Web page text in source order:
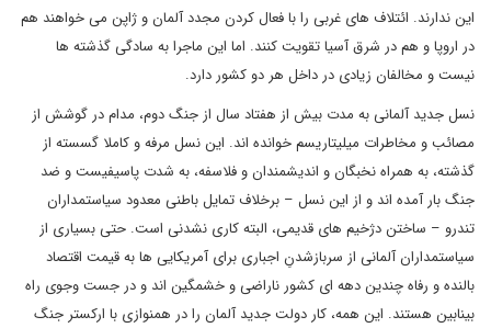
این ندارند. ائتلاف های غربی را با فعال کردن مجدد آلمان و ژاپن می خواهند هم
در اروپا و هم در شرق آسیا تقویت کنند. اما این ماجرا به سادگی گذشته ها
نیست و مخالفان زیادی در داخل هر دو کشور دارد.
نسل جدید آلمانی به مدت بیش از هفتاد سال از جنگ دوم، مدام در گوشش از
مصائب و مخاطرات میلیتاریسم خوانده اند. این نسل مرفه و کاملا گسسته از
گذشته، به همراه نخبگان و اندیشمندان و فلاسفه، به شدت پاسیفیست و ضد
جنگ بار آمده اند و از این نسل – برخلاف تمایل باطنی معدود سیاستمداران
تندرو – ساختن دژخیم های قدیمی، البته کاری نشدنی است. حتی بسیاری از
سیاستمداران آلمانی از سربازشدنِ اجباری برای آمریکایی ها به قیمت اقتصاد
بالنده و رفاه چندین دهه ای کشور ناراضی و خشمگین اند و در جست وجوی راه
بینابین هستند. این همه، کار دولت جدید آلمان را در همنوازی با ارکستر جنگ